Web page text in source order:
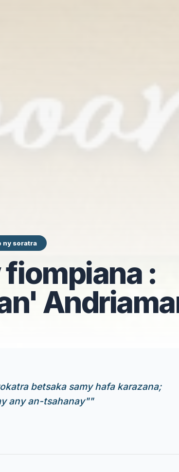
ny soratra
:
betsaka samy hafa karazana;
any an-tsahanay""